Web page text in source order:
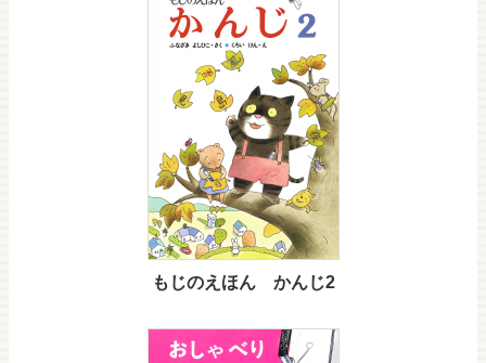
もじのえほん かんじ2